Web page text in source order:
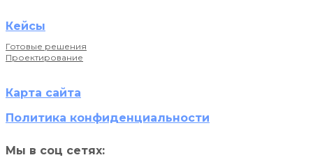
Кейсы
Готовые решения
Проектирование
Карта сайта
Политика конфиденциальности
Мы в соц сетях: